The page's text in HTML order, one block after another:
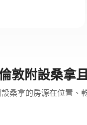
敦附設桑拿
桑拿的房源在位置、